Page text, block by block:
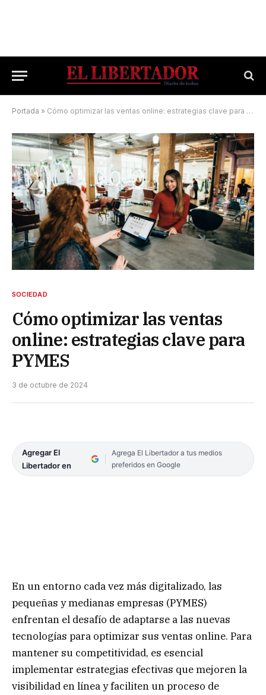
Portada » Cómo optimizar las ventas online: estrategias clave para PYMES
SOCIEDAD
Cómo optimizar las ventas
online: estrategias clave para
PYMES
3 de octubre de 2024
Agregar El
Libertador en
Agrega El Libertador a tus medios
preferidos en Google
En un entorno cada vez más digitalizado, las
pequeñas y medianas empresas (PYMES)
enfrentan el desafío de adaptarse a las nuevas
tecnologías para optimizar sus ventas online. Para
mantener su competitividad, es esencial
implementar estrategias efectivas que mejoren la
visibilidad en línea y faciliten un proceso de